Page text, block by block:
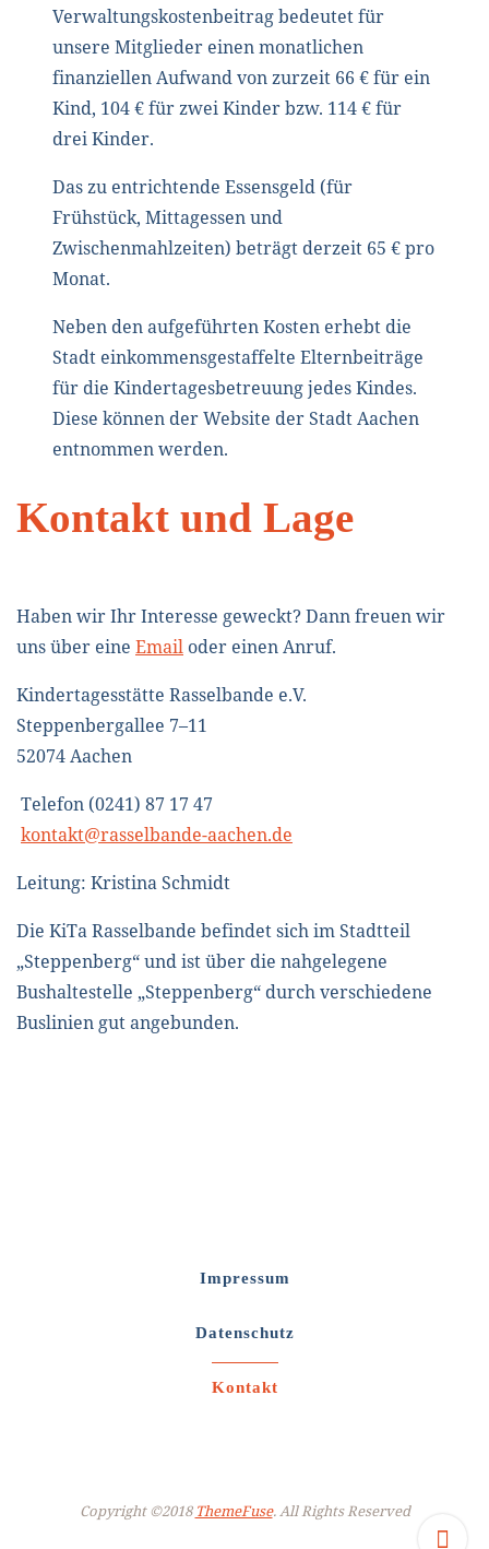
Verwaltungskostenbeitrag bedeutet für
unsere Mitglieder einen monatlichen
finanziellen Aufwand von zurzeit 66 € für ein
Kind, 104 € für zwei Kinder bzw. 114 € für
drei Kinder.
Das zu entrichtende Essensgeld (für
Frühstück, Mittagessen und
Zwischenmahlzeiten) beträgt derzeit 65 € pro
Monat.
Neben den aufgeführten Kosten erhebt die
Stadt einkommensgestaffelte Elternbeiträge
für die Kindertagesbetreuung jedes Kindes.
Diese können der Website der Stadt Aachen
entnommen werden.
Kontakt und Lage
Haben wir Ihr Interesse geweckt? Dann freuen wir
uns über eine Email oder einen Anruf.
Kindertagesstätte Rasselbande e.V.
Steppenbergallee 7–11
52074 Aachen
Telefon (0241) 87 17 47
kontakt@rasselbande-aachen.de
Leitung: Kristina Schmidt
Die KiTa Rasselbande befindet sich im Stadtteil
„Steppenberg“ und ist über die nahgelegene
Bushaltestelle „Steppenberg“ durch verschiedene
Buslinien gut angebunden.
Impressum
Datenschutz
Kontakt
Copyright ©2018 ThemeFuse. All Rights Reserved